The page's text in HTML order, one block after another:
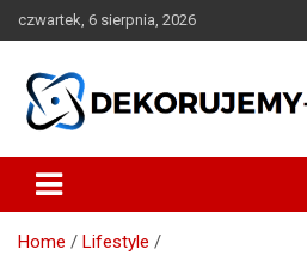
to
czwartek, 6 sierpnia, 2026
dekorujemy-
Home
Lifestyle